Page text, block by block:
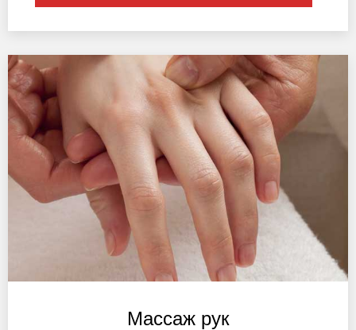
Массаж рук